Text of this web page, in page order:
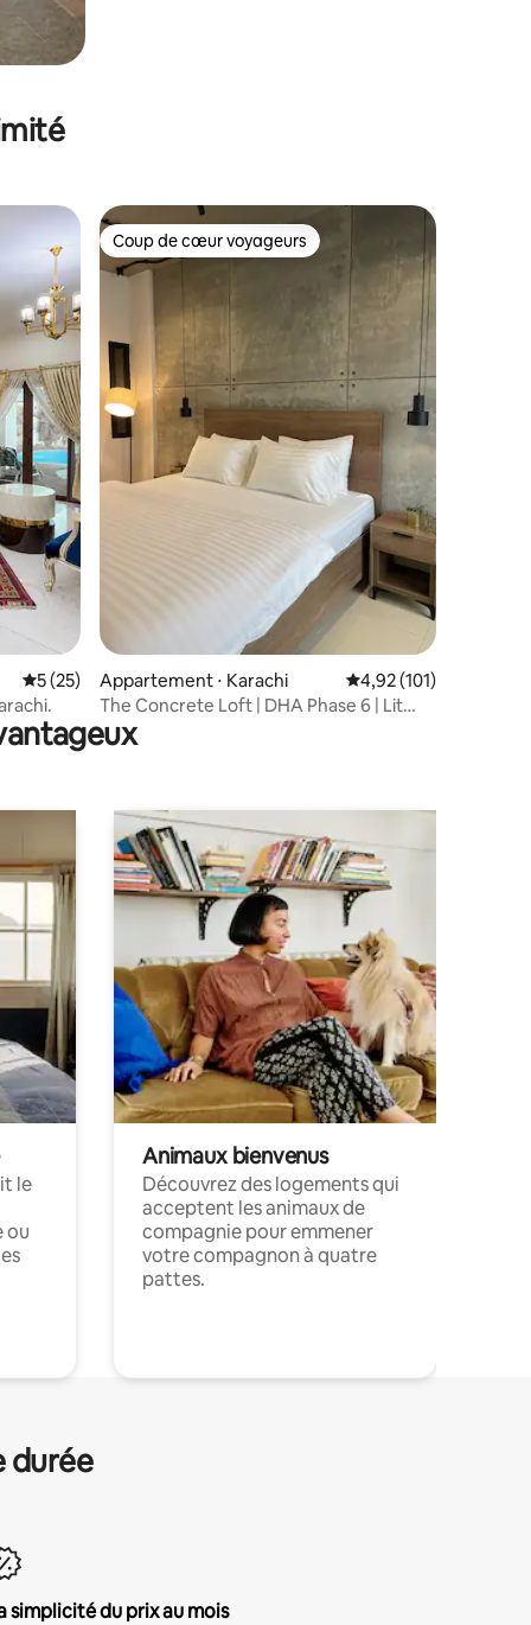
: 4,78 sur 5
appréciés
Évaluation moyenne sur la base de 25 commentaires : 5 sur 5
5 (25)
Coup de cœur voyageurs
Coup de cœur voyageurs
Appartement ⋅ Karachi Évaluation moyenne
4,92 (101)
The Concrete Loft | DHA Phase 6 | Lit
« king size »
le
ou
Animaux bienvenus
Découvrez des logements qui
acceptent les animaux de
compagnie pour emmener
votre compagnon à quatre
pattes.
durée
simplicité du prix au mois